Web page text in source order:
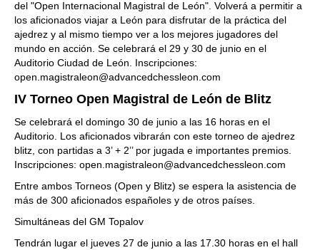
del "Open Internacional Magistral de León". Volverá a permitir a
los aficionados viajar a León para disfrutar de la práctica del
ajedrez y al mismo tiempo ver a los mejores jugadores del
mundo en acción. Se celebrará el 29 y 30 de junio en el
Auditorio Ciudad de León. Inscripciones:
open.magistraleon@advancedchessleon.com
IV Torneo Open Magistral de León de Blitz
Se celebrará el domingo 30 de junio a las 16 horas en el
Auditorio. Los aficionados vibrarán con este torneo de ajedrez
blitz, con partidas a 3’ + 2’’ por jugada e importantes premios.
Inscripciones: open.magistraleon@advancedchessleon.com
Entre ambos Torneos (Open y Blitz) se espera la asistencia de
más de 300 aficionados españoles y de otros países.
Simultáneas del GM Topalov
Tendrán lugar el jueves 27 de junio a las 17.30 horas en el hall